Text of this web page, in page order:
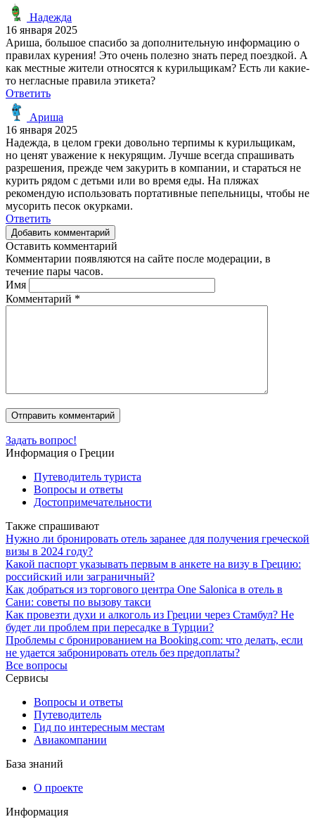
Надежда
16 января 2025
Ариша, большое спасибо за дополнительную информацию о
правилах курения! Это очень полезно знать перед поездкой. А
как местные жители относятся к курильщикам? Есть ли какие-
то негласные правила этикета?
Ответить
Ариша
16 января 2025
Надежда, в целом греки довольно терпимы к курильщикам,
но ценят уважение к некурящим. Лучше всегда спрашивать
разрешения, прежде чем закурить в компании, и стараться не
курить рядом с детьми или во время еды. На пляжах
рекомендую использовать портативные пепельницы, чтобы не
мусорить песок окурками.
Ответить
Добавить комментарий
Оставить комментарий
Комментарии появляются на сайте после модерации, в
течение пары часов.
Имя
Комментарий *
Задать вопрос!
Информация о Греции
Путеводитель туриста
Вопросы и ответы
Достопримечательности
Также спрашивают
Нужно ли бронировать отель заранее для получения греческой
визы в 2024 году?
Какой паспорт указывать первым в анкете на визу в Грецию:
российский или заграничный?
Как добраться из торгового центра One Salonica в отель в
Сани: советы по вызову такси
Как провезти духи и алкоголь из Греции через Стамбул? Не
будет ли проблем при пересадке в Турции?
Проблемы с бронированием на Booking.com: что делать, если
не удается забронировать отель без предоплаты?
Все вопросы
Сервисы
Вопросы и ответы
Путеводитель
Гид по интересным местам
Авиакомпании
База знаний
О проекте
Информация